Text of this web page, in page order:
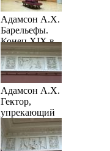
Адамсон А.Х.
Барельефы.
Конец XIX в.
ГРМ
Адамсон А.Х.
Гектор,
упрекающий
Париса.
Конец XIX в.
ГРМ